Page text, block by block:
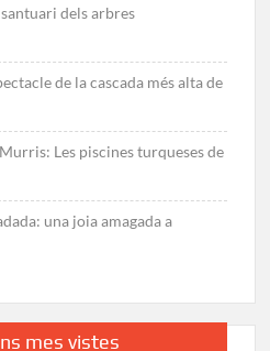
dels arbres
de la cascada més alta de
Les piscines turqueses de
una joia amagada a
mes vistes